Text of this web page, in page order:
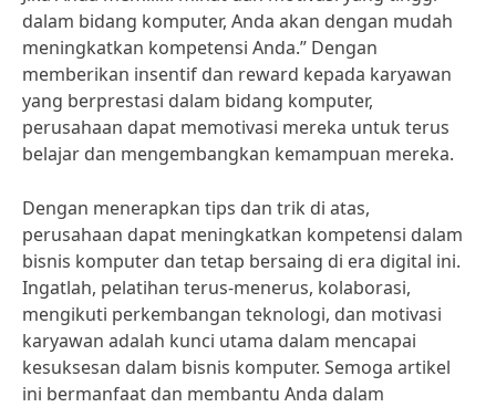
dalam bidang komputer, Anda akan dengan mudah
meningkatkan kompetensi Anda.” Dengan
memberikan insentif dan reward kepada karyawan
yang berprestasi dalam bidang komputer,
perusahaan dapat memotivasi mereka untuk terus
belajar dan mengembangkan kemampuan mereka.
Dengan menerapkan tips dan trik di atas,
perusahaan dapat meningkatkan kompetensi dalam
bisnis komputer dan tetap bersaing di era digital ini.
Ingatlah, pelatihan terus-menerus, kolaborasi,
mengikuti perkembangan teknologi, dan motivasi
karyawan adalah kunci utama dalam mencapai
kesuksesan dalam bisnis komputer. Semoga artikel
ini bermanfaat dan membantu Anda dalam